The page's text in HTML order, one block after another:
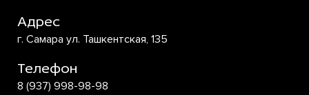
Адрес
г. Самара ул. Ташкентская, 135
Телефон
8 (937) 998-98-98